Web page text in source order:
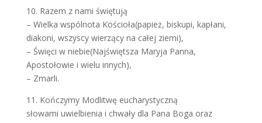
10. Razem z nami świętują
– Wielka wspólnota Kościoła(papież, biskupi, kapłani,
diakoni, wszyscy wierzący na całej ziemi),
– Święci w niebie(Najświętsza Maryja Panna,
Apostołowie i wielu innych),
– Zmarli.
11. Kończymy Modlitwę eucharystyczną
słowami uwielbienia i chwały dla Pana Boga oraz